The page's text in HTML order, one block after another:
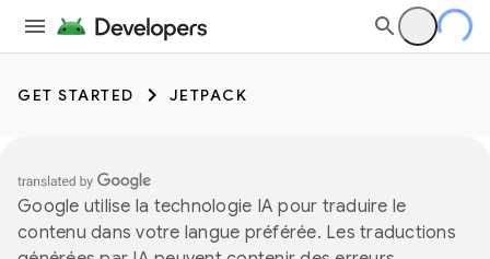
GET STARTED JETPACK
Google utilise la technologie IA pour traduire le
contenu dans votre langue préférée. Les traductions